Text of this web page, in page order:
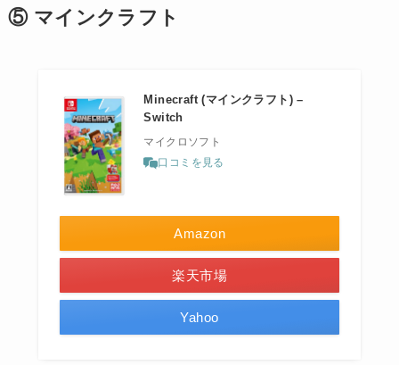
⑤ マインクラフト
Minecraft (マインクラフト) –
Switch
マイクロソフト
口コミを見る
Amazon
楽天市場
Yahoo